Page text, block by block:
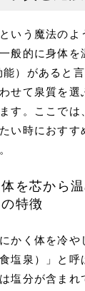
いう魔法の
般的に身体を
能）があると
せて泉質を選
す。ここでは
い時におすす
を芯から
特徴
かく体を冷や
塩泉）」と呼
塩分が含まれ